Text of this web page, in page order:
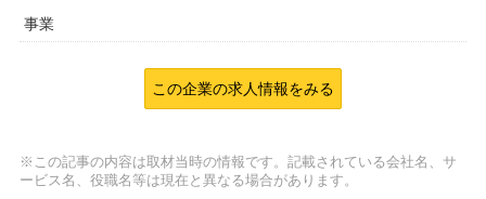
事業
この企業の求人情報をみる
※この記事の内容は取材当時の情報です。記載されている会社名、サ
ービス名、役職名等は現在と異なる場合があります。